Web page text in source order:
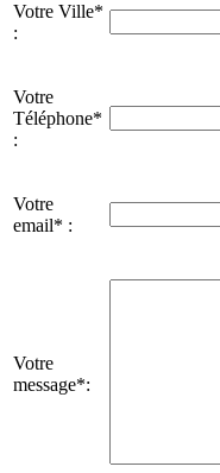
Votre Ville*
:
Votre
Téléphone*
:
Votre
email* :
Votre
message*: